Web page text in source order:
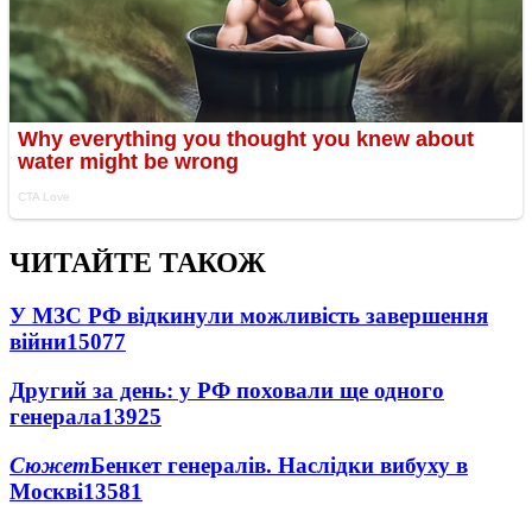
ЧИТАЙТЕ ТАКОЖ
У МЗС РФ відкинули можливість завершення
війни15077
Другий за день: у РФ поховали ще одного
генерала13925
СюжетБенкет генералів. Наслідки вибуху в
Москві13581